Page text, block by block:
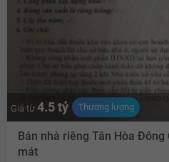
Giá từ 4.5 tỷ Thương lượng
Bán nhà riêng Tân Hòa Đông
mát